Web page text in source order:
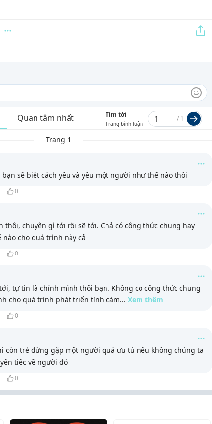
Quan tâm nhất Tìm tới
Trang bình luận
/ 1
Trang 1
sẽ biết cách yêu và yêu một người như thế nào thôi
0
thôi, chuyện gì tới rồi sẽ tới. Chả có công thức chung hay
cho quá trình này cả
0
tự tin là chính mình thôi bạn. Không có công thức chung
cho quá trình phát triển tình cảm... Xem thêm
0
còn trẻ đừng gặp một người quá ưu tú nếu không chúng ta
tiếc về người đó
0